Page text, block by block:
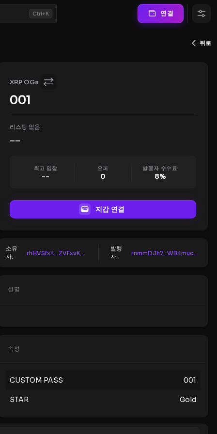
Ctrl+K 연결
뒤로
XRP OGs
001
리스팅 없음
--
최고 입찰
--
오퍼
0
발행자 수수료
8%
지갑 연결
소유
자:
발행
자:
rnmmDJh7...WBKmucFH
설명
속성
CUSTOM PASS 001
STAR Gold